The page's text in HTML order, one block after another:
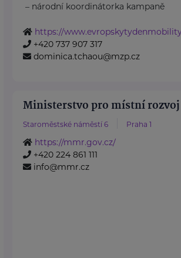
– národní koordinátorka kampaně
https://
+420 737 907 317
dominica.tchaou@mzp.cz
Ministerstvo pro místní rozvoj
Staroměstské náměstí 6 Praha 1
https://mmr.gov.cz/
+420 224 861 111
info@mmr.cz